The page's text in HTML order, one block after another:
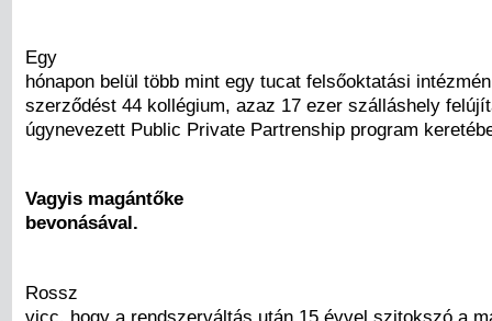
Egy
hónapon belül több mint egy tucat felsőoktatási
szerződést 44 kollégium, azaz 17 ezer szálláshely
úgynevezett Public Private Partrenship program
Vagyis magántőke
bevonásával.
Rossz
vicc, hogy a rendszerváltás után 15 évvel szitokszó a